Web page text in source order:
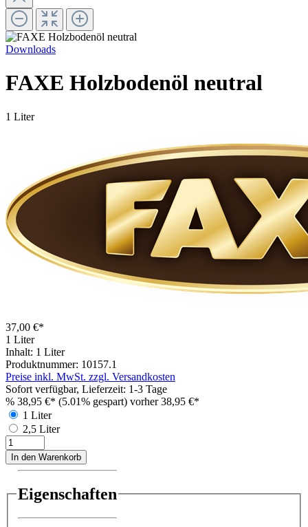
Downloads
FAXE Holzbodenöl neutral
1 Liter
37,00 €*
1 Liter
Inhalt: 1 Liter
Produktnummer: 10157.1
Preise inkl. MwSt. zzgl. Versandkosten
Sofort verfügbar, Lieferzeit: 1-3 Tage
% 38,95 €* (5.01% gespart) vorher 38,95 €*
1 Liter
2,5 Liter
In den Warenkorb
Eigenschaften